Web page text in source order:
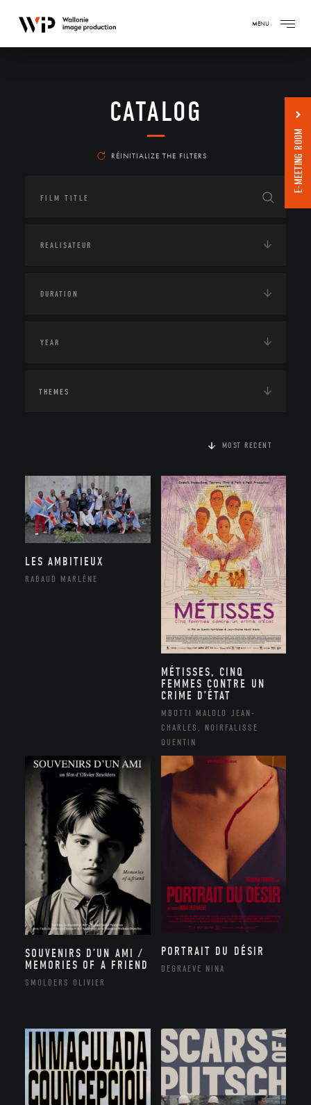
MENU
CATALOG
RÉINITIALIZE THE FILTERS
THEMES
MOST RECENT
LES AMBITIEUX
RABAUD MARLÈNE
MÉTISSES, CINQ
FEMMES CONTRE UN
CRIME D’ÉTAT
MBOTTI MALOLO JEAN-
CHARLES, NOIRFALISSE
QUENTIN
SOUVENIRS D’UN AMI /
MEMORIES OF A FRIEND
SMOLDERS OLIVIER
PORTRAIT DU DÉSIR
DEGRAEVE NINA
E-MEETING ROOM